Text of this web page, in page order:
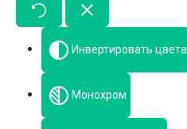
Инвертировать цвета
Монохром